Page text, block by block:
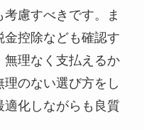
慮すべきです。ま
控除なども確認す
無理なく支払えるか
のない選び方をし
適化しながらも良質